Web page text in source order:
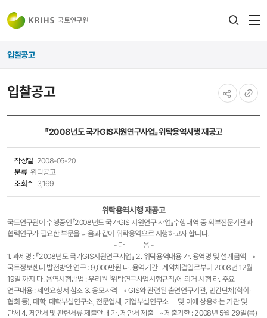
입찰공고
입찰공고
『2008년도 국가GIS지원연구사업』위탁용역시행 재공고
작성일 2008-05-20
분류 위탁공고
조회수 3,169
위탁용역시행 재공고
국토연구원이 수행중인『2008년도 국가GIS 지원연구 사업』수행내역 중 외부전문기관과
협력연구가 필요한 부문을 다음과 같이 위탁용역으로 시행하고자 합니다.
- 다 음 -
1. 과제명 : 『2008년도 국가GIS지원연구사업』 2. 위탁용역내용 가. 용역명 및 설계금액 ◦
국토정보센터 발전방안 연구 : 9,000만원 나. 용역기간 : 계약체결일로부터 2008년 12월
19일 까지 다. 용역시행방법 : 우리원 「위탁연구사업시행규칙」에 의거 시행 라. 주요
연구내용 : 제안요청서 참조 3. 응모자격 ◦ GIS와 관련된 출연연구기관, 민간단체(학회·
협회 등), 대학, 대학부설연구소, 전문업체, 기업부설연구소 및 이에 상응하는 기관 및
단체 4. 제안서 및 관련서류 제출안내 가. 제안서 제출 ◦ 제출기한 : 2008년 5월 29일(목)